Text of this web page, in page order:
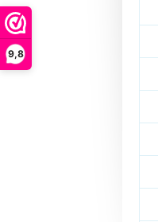
9,8